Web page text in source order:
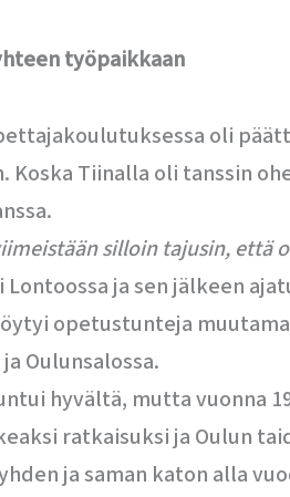
työpaikkaan
oli
Koska Tiinalla oli tanssin
silloin tajusin, että
Lontoossa ja sen jälkeen
opetustunteja
Oulunsalossa.
hyvältä, mutta vuonna
ratkaisuksi ja Oulun
ja saman katon alla